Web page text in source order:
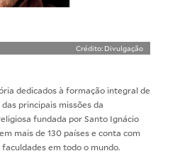
Crédito: Divulgação
dedicados à formação integral de
principais missões da
fundada por Santo Ignácio
mais de 130 países e conta com
em todo o mundo.